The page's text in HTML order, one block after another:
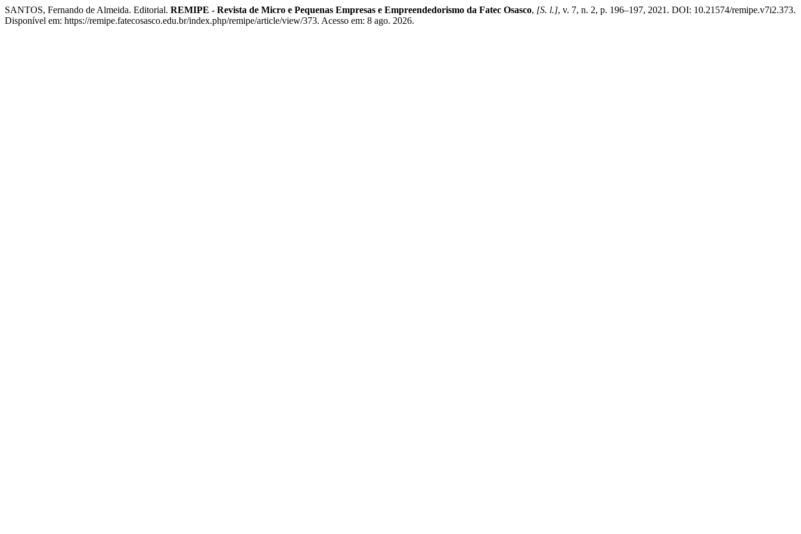
SANTOS, Fernando de Almeida. Editorial. REMIPE - Revista de Micro e Pequenas Empresas e Empreendedorismo da Fatec Osasco, [S. l.], v. 7, n. 2, p. 196–197, 2021. DOI: 10.21574/remipe.v7i2.373.
Disponível em: https://remipe.fatecosasco.edu.br/index.php/remipe/article/view/373. Acesso em: 8 ago. 2026.